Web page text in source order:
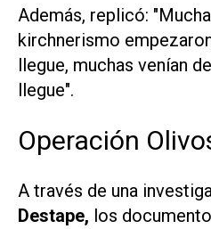
Además, replicó:
kirchnerismo
llegue, muchas venían
llegue".
Operación
A través de una
Destape, los